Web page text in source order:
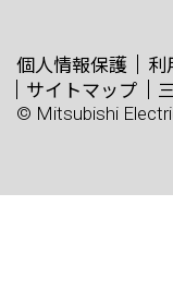
個人情報保護 利
サイトマップ
© Mitsubishi